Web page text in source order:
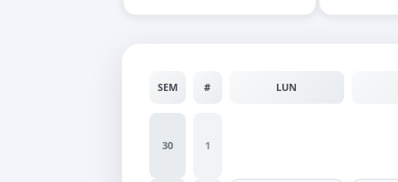
SEM # LUN
30 1